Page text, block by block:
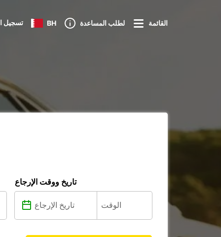
تسجيل BH لطلب المساعدة القائمة
تاريخ ووقت الإرجاع